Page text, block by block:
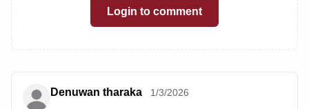
Login to comment
Denuwan tharaka 1/3/2026